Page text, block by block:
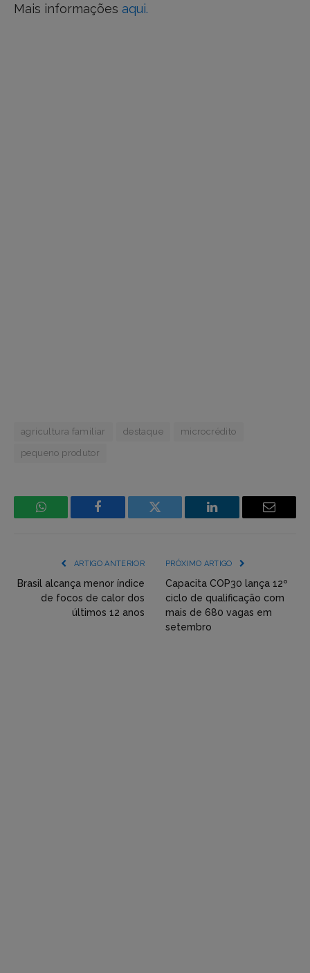
Mais informações aqui.
agricultura familiar destaque microcrédito
pequeno produtor
WhatsApp Facebook
Incorpore
(YouTube,
Twitter,
Flickr
etc)
LinkedIn Email
ARTIGO ANTERIOR
Brasil alcança menor índice
de focos de calor dos
últimos 12 anos
PRÓXIMO ARTIGO
Capacita COP30 lança 12º
ciclo de qualificação com
mais de 680 vagas em
setembro